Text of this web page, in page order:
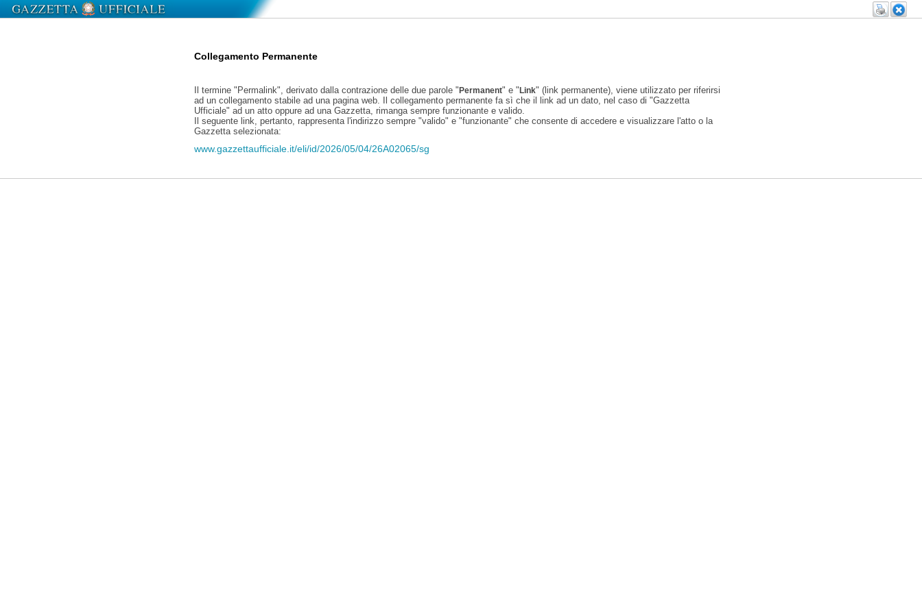
Collegamento Permanente
Il termine "Permalink", derivato dalla contrazione delle due parole "Permanent" e "Link" (link permanente), viene utilizzato per riferirsi
ad un collegamento stabile ad una pagina web. Il collegamento permanente fa sì che il link ad un dato, nel caso di "Gazzetta
Ufficiale" ad un atto oppure ad una Gazzetta, rimanga sempre funzionante e valido.
Il seguente link, pertanto, rappresenta l'indirizzo sempre "valido" e "funzionante" che consente di accedere e visualizzare l'atto o la
Gazzetta selezionata:
www.gazzettaufficiale.it/eli/id/2026/05/04/26A02065/sg